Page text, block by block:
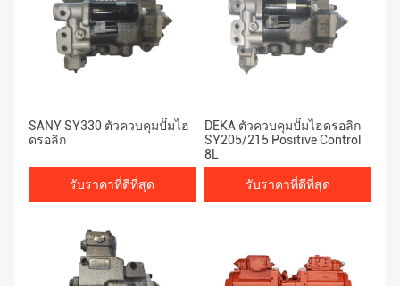
SANY SY330 ตัวควบคุมปั๊มไฮ
ดรอลิก
รับราคาที่ดีที่สุด
DEKA ตัวควบคุมปั๊มไฮดรอลิก
SY205/215 Positive Control
8L
รับราคาที่ดีที่สุด